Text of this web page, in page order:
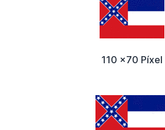
110 x70 Píxel